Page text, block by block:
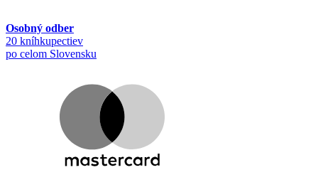
Osobný odber
20 kníhkupectiev
po celom Slovensku